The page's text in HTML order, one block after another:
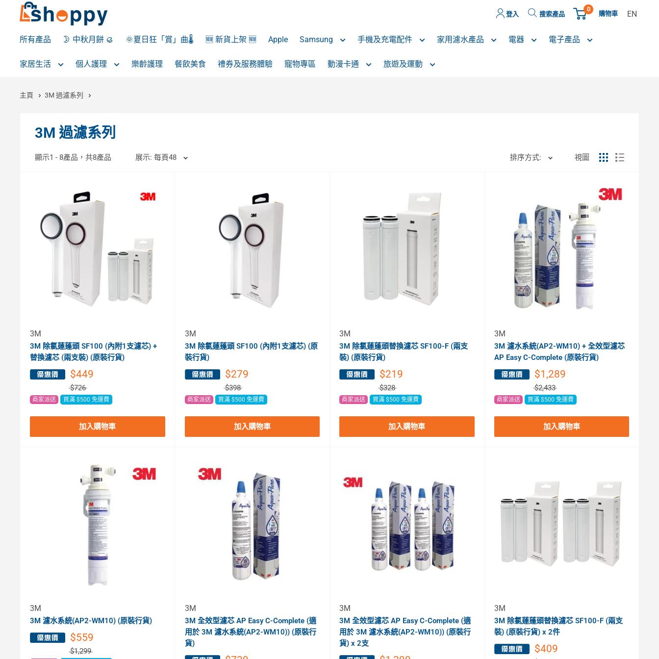
登入 搜索產品
0
購物車 EN
所有產品 🌛 中秋月餅 🥮 🌞夏日狂「賞」曲🌡️ 🆕 新貨上架 🆕 Apple Samsung 手機及充電配件 家用濾水產品 電器 電子產品
家居生活 個人護理 樂齡護理 餐飲美食 禮券及服務體驗 寵物專區 動漫卡通 旅遊及運動
主頁 3M 過濾系列
3M 過濾系列
顯示1 - 8產品，共8產品 展示: 每頁48 排序方式: 視圖
3M
3M 除氯蓮蓬頭 SF100 (內附1支濾芯) +
替換濾芯 (兩支裝) (原裝行貨)
$449
$726
商家派送 買滿 $500 免運費
加入購物車
3M
3M 除氯蓮蓬頭 SF100 (內附1支濾芯) (原
裝行貨)
$279
$398
商家派送 買滿 $500 免運費
加入購物車
3M
3M 除氯蓮蓬頭替換濾芯 SF100-F (兩支
裝) (原裝行貨)
$219
$328
商家派送 買滿 $500 免運費
加入購物車
3M
3M 濾水系統(AP2-WM10) + 全效型濾芯
AP Easy C-Complete (原裝行貨)
$1,289
$2,433
商家派送 買滿 $500 免運費
加入購物車
3M
3M 濾水系統(AP2-WM10) (原裝行貨)
$559
$1,299
3M
3M 全效型濾芯 AP Easy C-Complete (適
用於 3M 濾水系統(AP2-WM10)) (原裝行
貨)
3M
3M 全效型濾芯 AP Easy C-Complete (適
用於 3M 濾水系統(AP2-WM10)) (原裝行
貨) x 2支
3M
3M 除氯蓮蓬頭替換濾芯 SF100-F (兩支
裝) (原裝行貨) x 2件
$409